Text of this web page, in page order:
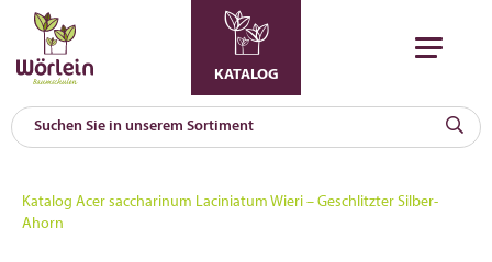
KATALOG
Katalog Acer saccharinum Laciniatum Wieri – Geschlitzter Silber-
Ahorn